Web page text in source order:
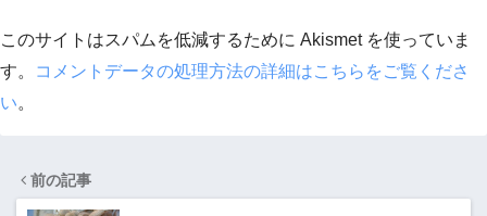
このサイトはスパムを低減するために Akismet を使っていま
す。
コメントデータの処理方法の詳細はこちらをご覧くださ
い。
前の記事